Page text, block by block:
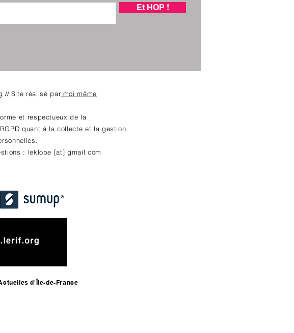
Et HOP !
// Site réalisé par moi même
et respectueux de la
quant à la collecte et la gestion
: leklobe [at] gmail.com
d'Île-de-France